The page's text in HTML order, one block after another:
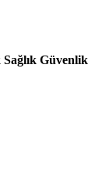
Güvenlik